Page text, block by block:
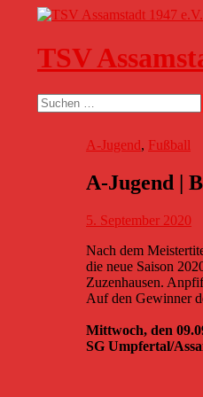
springenTSV
Suchen
Suchen
nach:
A-Jugend, Fußball
A-Jugend |
5. September 2020
Nach dem
die neue Saison
Zuzenhausen.
Auf den Gewinner
Mittwoch, den
SG Umpfertal/